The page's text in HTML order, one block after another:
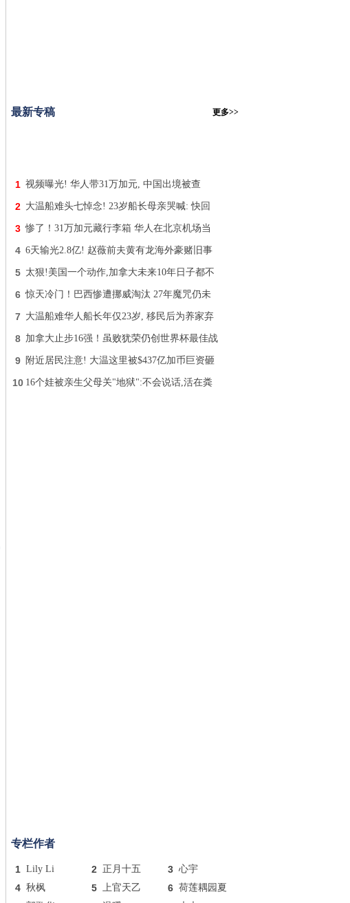
最新专稿 更多>>
1 视频曝光! 华人带31万加元, 中国出境被查
2 大温船难头七悼念! 23岁船长母亲哭喊: 快回
3 惨了！31万加元藏行李箱 华人在北京机场当
4 6天输光2.8亿! 赵薇前夫黄有龙海外豪赌旧事
5 太狠!美国一个动作,加拿大未来10年日子都不
6 惊天冷门！巴西惨遭挪威淘汰 27年魔咒仍未
7 大温船难华人船长年仅23岁, 移民后为养家弃
8 加拿大止步16强！虽败犹荣仍创世界杯最佳战
9 附近居民注意! 大温这里被$437亿加币巨资砸
10 16个娃被亲生父母关"地狱":不会说话,活在粪
专栏作者
1 Lily Li 2 正月十五 3 心宇
4 秋枫 5 上官天乙 6 荷莲耦园夏